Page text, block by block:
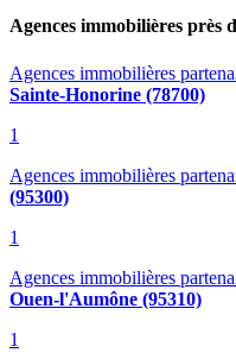
Agences immobilières près
Agences immobilières
Sainte-Honorine (78700)
1
Agences immobilières
(95300)
1
Agences immobilières
Ouen-l'Aumône (95310)
1